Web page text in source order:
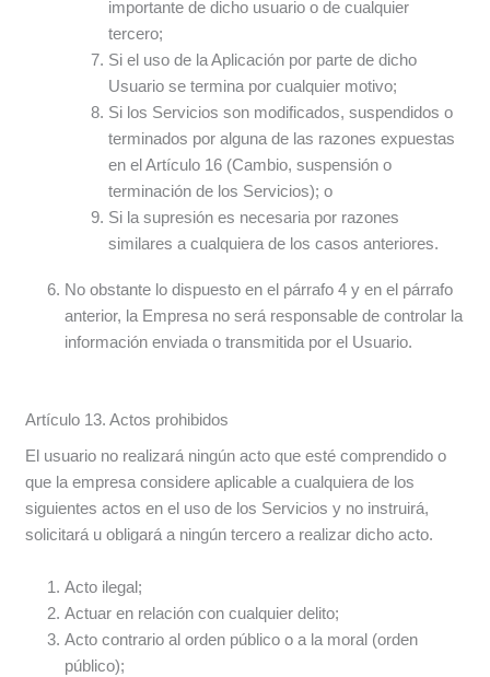
importante de dicho usuario o de cualquier
tercero;
Si el uso de la Aplicación por parte de dicho
Usuario se termina por cualquier motivo;
Si los Servicios son modificados, suspendidos o
terminados por alguna de las razones expuestas
en el Artículo 16 (Cambio, suspensión o
terminación de los Servicios); o
Si la supresión es necesaria por razones
similares a cualquiera de los casos anteriores.
No obstante lo dispuesto en el párrafo 4 y en el párrafo
anterior, la Empresa no será responsable de controlar la
información enviada o transmitida por el Usuario.
Artículo 13. Actos prohibidos
El usuario no realizará ningún acto que esté comprendido o
que la empresa considere aplicable a cualquiera de los
siguientes actos en el uso de los Servicios y no instruirá,
solicitará u obligará a ningún tercero a realizar dicho acto.
Acto ilegal;
Actuar en relación con cualquier delito;
Acto contrario al orden público o a la moral (orden
público);